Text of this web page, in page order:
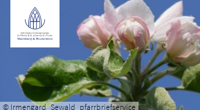
Zum Inhalt springen
© Irmengard_Sewald_pfarrbriefservice